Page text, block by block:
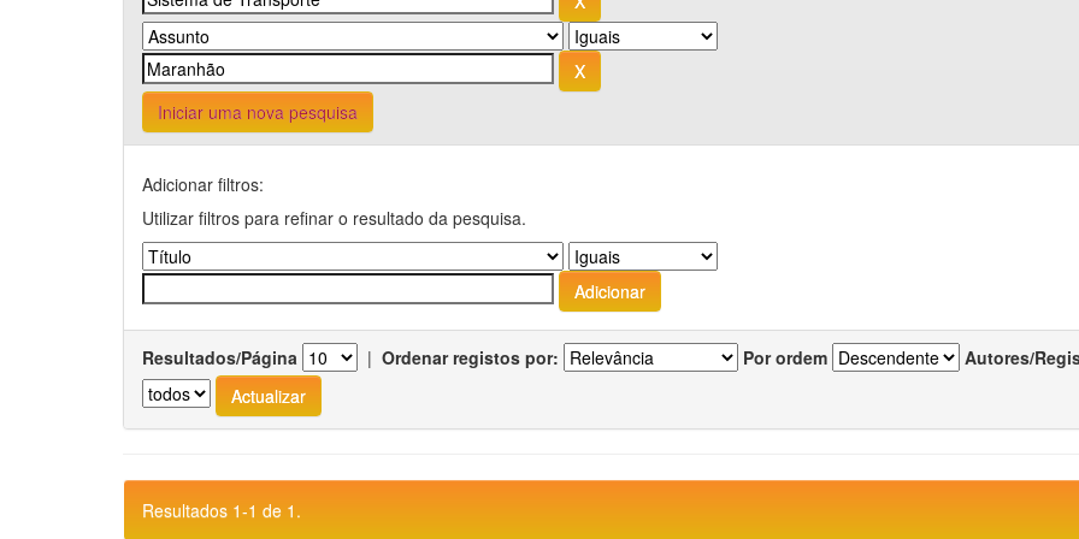
Iniciar uma nova pesquisa
Adicionar filtros:
Utilizar filtros para refinar o resultado da pesquisa.
Resultados/Página | Ordenar registos por: Por ordem Autores/
Resultados 1-1 de 1.